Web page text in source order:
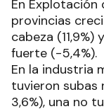
En Explotación
provincias
cabeza
fuerte (-5,4%).
En la industria
tuvieron subas
3,6%), una no